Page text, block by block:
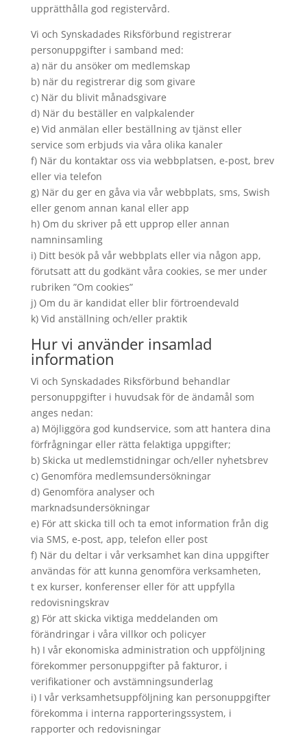
upprätthålla god registervård.
Vi och Synskadades Riksförbund registrerar
personuppgifter i samband med:
a) när du ansöker om medlemskap
b) när du registrerar dig som givare
c) När du blivit månadsgivare
d) När du beställer en valpkalender
e) Vid anmälan eller beställning av tjänst eller
service som erbjuds via våra olika kanaler
f) När du kontaktar oss via webbplatsen, e-post, brev
eller via telefon
g) När du ger en gåva via vår webbplats, sms, Swish
eller genom annan kanal eller app
h) Om du skriver på ett upprop eller annan
namninsamling
i) Ditt besök på vår webbplats eller via någon app,
förutsatt att du godkänt våra cookies, se mer under
rubriken ”Om cookies”
j) Om du är kandidat eller blir förtroendevald
k) Vid anställning och/eller praktik
Hur vi använder insamlad
information
Vi och Synskadades Riksförbund behandlar
personuppgifter i huvudsak för de ändamål som
anges nedan:
a) Möjliggöra god kundservice, som att hantera dina
förfrågningar eller rätta felaktiga uppgifter;
b) Skicka ut medlemstidningar och/eller nyhetsbrev
c) Genomföra medlemsundersökningar
d) Genomföra analyser och
marknadsundersökningar
e) För att skicka till och ta emot information från dig
via SMS, e-post, app, telefon eller post
f) När du deltar i vår verksamhet kan dina uppgifter
användas för att kunna genomföra verksamheten,
t ex kurser, konferenser eller för att uppfylla
redovisningskrav
g) För att skicka viktiga meddelanden om
förändringar i våra villkor och policyer
h) I vår ekonomiska administration och uppföljning
förekommer personuppgifter på fakturor, i
verifikationer och avstämningsunderlag
i) I vår verksamhetsuppföljning kan personuppgifter
förekomma i interna rapporteringssystem, i
rapporter och redovisningar